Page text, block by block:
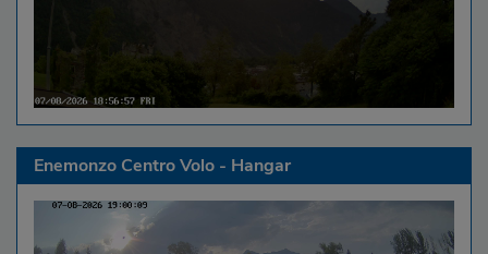
Enemonzo Centro Volo - Hangar